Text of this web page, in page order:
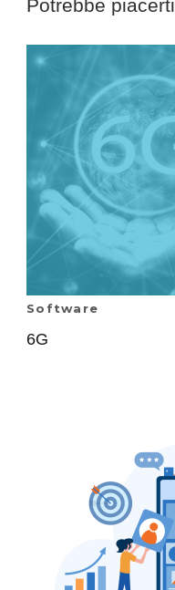
Potrebbe
Software
6G